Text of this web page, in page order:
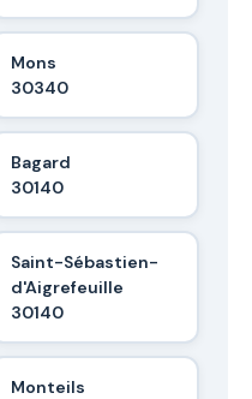
Mons
30340
Bagard
30140
Saint-Sébastien-
d'Aigrefeuille
30140
Monteils